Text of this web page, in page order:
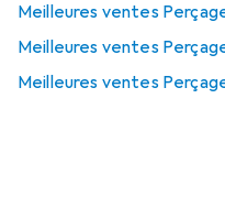
Meilleures ventes
Meilleures ventes
Meilleures ventes